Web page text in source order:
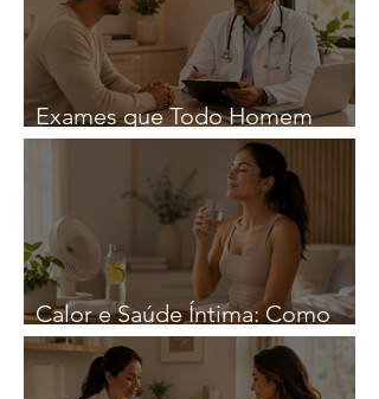
Exames que Todo Homem
Deveria Fazer Regularmente
Calor e Saúde Íntima: Como
Reduzir o Risco de Infeções